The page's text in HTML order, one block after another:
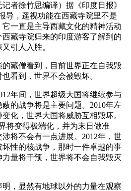
者徐竹思编译）据《印度日报》
导，遥视功能在西藏寺院里不是
一直是主导西藏文化的精神活动
藏寺院归来的印度游客了解到的
引人入胜。
藏僧看到，目前世界正在自我毁
看到，世界不会被毁坏。
年间，世界超级大国将继续参与
的战争将是主要问题。2010年左
化，世界大国将威胁互相毁坏。
将变得极端化，并为末日做准
将不会有一点进展。2012年，世
性的核战争，那时一件卓越的事
量将干预，世界将不会自我毁灭
，显然有地球以外的力量在观察